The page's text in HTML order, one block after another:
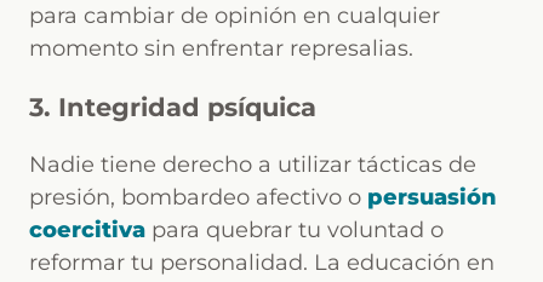
para cambiar de opinión en cualquier
momento sin enfrentar represalias.
3. Integridad psíquica
Nadie tiene derecho a utilizar tácticas de
presión, bombardeo afectivo o persuasión
coercitiva para quebrar tu voluntad o
reformar tu personalidad. La educación en